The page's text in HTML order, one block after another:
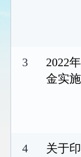
3
2022
金实
4
关于